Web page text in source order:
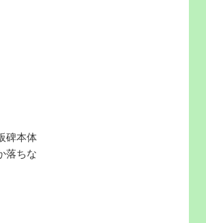
碑本体
落ちな